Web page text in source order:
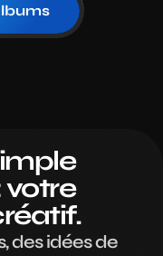
votre
des idées de